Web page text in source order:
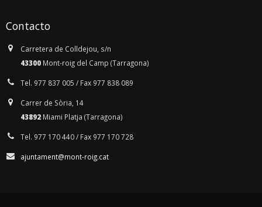
Contacto
Carretera de Colldejou, s/n
43300 Mont-roig del Camp (Tarragona)
Tel. 977 837 005 / Fax 977 838 089
Carrer de Sòria, 14
43892 Miami Platja (Tarragona)
Tel. 977 170 440 / Fax 977 170 728
ajuntament@mont-roig.cat